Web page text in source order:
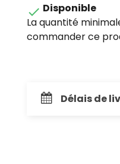
 Disponible
La quantité
commander ce
Délais de